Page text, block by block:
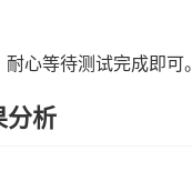
心等待测试完成即可。
析